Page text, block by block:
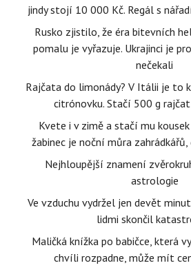
jindy stojí 10 000 Kč. Regál s
Rusko zjistilo, že éra bitevních
pomalu je vyřazuje. Ukrajinci je
nečekali
Rajčata do limonády? V Itálii je to
citrónovku. Stačí 500 g
Kvete i v zimě a stačí mu
žabinec je noční můra
Nejhloupější znamení
astrologie
Ve vzduchu vydržel jen devět
lidmi skončil
Maličká knížka po babičce, která
chvíli rozpadne, může mít